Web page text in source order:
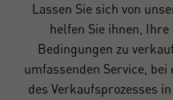
Lassen Sie sich von
helfen Sie ihnen,
Bedingungen zu
umfassenden Service,
des Verkaufsprozesses